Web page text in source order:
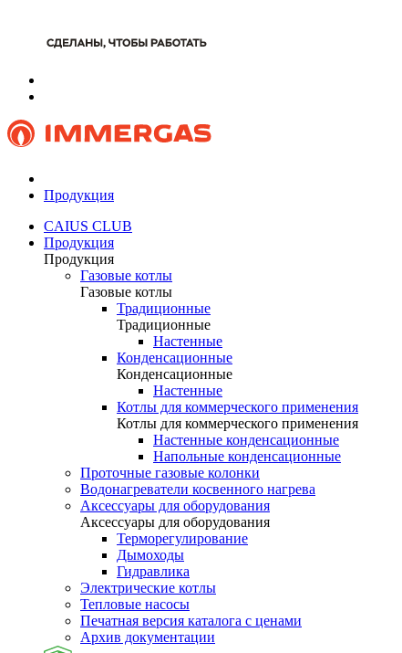
Продукция
CAIUS CLUB
Продукция
Продукция
Газовые котлы
Газовые котлы
Традиционные
Традиционные
Настенные
Конденсационные
Конденсационные
Настенные
Котлы для коммерческого применения
Котлы для коммерческого применения
Настенные конденсационные
Напольные конденсационные
Проточные газовые колонки
Водонагреватели косвенного нагрева
Аксессуары для оборудования
Аксессуары для оборудования
Терморегулирование
Дымоходы
Гидравлика
Электрические котлы
Тепловые насосы
Печатная версия каталога с ценами
Архив документации